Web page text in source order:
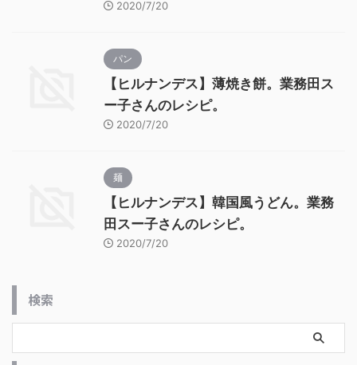
2020/7/20
パン
【ヒルナンデス】薄焼き餅。業務田ス
ー子さんのレシピ。
2020/7/20
麺
【ヒルナンデス】韓国風うどん。業務
田スー子さんのレシピ。
2020/7/20
検索